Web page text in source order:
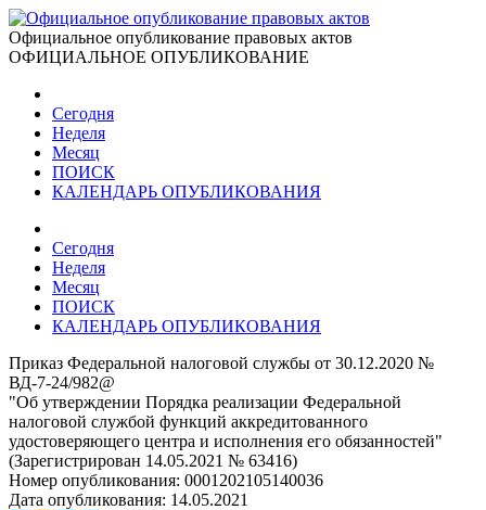
Официальное опубликование правовых актов
ОФИЦИАЛЬНОЕ ОПУБЛИКОВАНИЕ
Сегодня
Неделя
Месяц
ПОИСК
КАЛЕНДАРЬ ОПУБЛИКОВАНИЯ
Сегодня
Неделя
Месяц
ПОИСК
КАЛЕНДАРЬ ОПУБЛИКОВАНИЯ
Приказ Федеральной налоговой службы от 30.12.2020 №
ВД-7-24/982@
"Об утверждении Порядка реализации Федеральной
налоговой службой функций аккредитованного
удостоверяющего центра и исполнения его обязанностей"
(Зарегистрирован 14.05.2021 № 63416)
Номер опубликования: 0001202105140036
Дата опубликования: 14.05.2021